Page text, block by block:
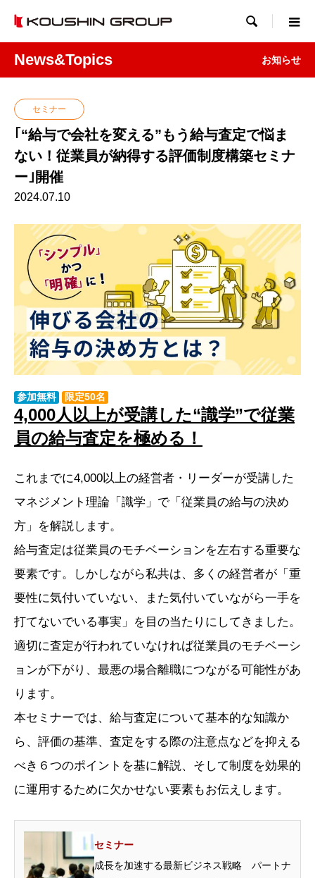

News&Topics お知らせ
セミナー
｢“給与で会社を変える”もう給与査定で悩ま
ない！従業員が納得する評価制度構築セミナ
ー｣開催
2024.07.10
参加無料 限定50名
4,000人以上が受講した“識学”で従業
員の給与査定を極める！
これまでに4,000以上の経営者・リーダーが受講した
マネジメント理論「識学」で「従業員の給与の決め
方」を解説します。
給与査定は従業員のモチベーションを左右する重要な
要素です。しかしながら私共は、多くの経営者が「重
要性に気付いていない、また気付いていながら一手を
打てないでいる事実」を目の当たりにしてきました。
適切に査定が行われていなければ従業員のモチベーシ
ョンが下がり、最悪の場合離職につながる可能性があ
ります。
本セミナーでは、給与査定について基本的な知識か
ら、評価の基準、査定をする際の注意点などを抑える
べき６つのポイントを基に解説、そして制度を効果的
に運用するために欠かせない要素もお伝えします。
セミナー
成長を加速する最新ビジネス戦略 パートナ